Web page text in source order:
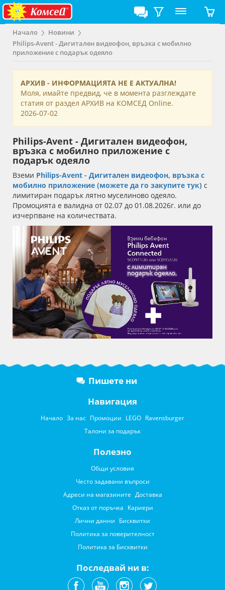
Начало
Новини
Philips-Avent - Дигитален видеофон, връзка с мобилно
приложение с подарък одеяло
АРХИВ - ИНФОРМАЦИЯТА НЕ Е АКТУАЛНА!
Моля, имайте предвид, че в момента разглеждате
статия от раздел АРХИВ на КОМСЕД Online.
2026-07-02
Philips-Avent - Дигитален видеофон,
връзка с мобилно приложение с
подарък одеяло
Вземи Philips-Avent - Дигитален видеофон, връзка с
мобилно приложение (можете да го закупите тук) с
лимитиран подарък лятно муселиново одеяло.
Промоцията е валидна от 02.07 до 01.08.2026г. или до
изчерпване на количествата.
Пишете ни
Навигация
Начало За нас Промоции LEGO Ravensburger
Талони за подарък
Полезно
Общи условия
Често задавани въпроси
Адреси на магазините Доставка
Отказ от поръчка Кариери
Лични данни Бисквитки
Политика за поверителност
Политика за Бисквитки
Последвай ни в: